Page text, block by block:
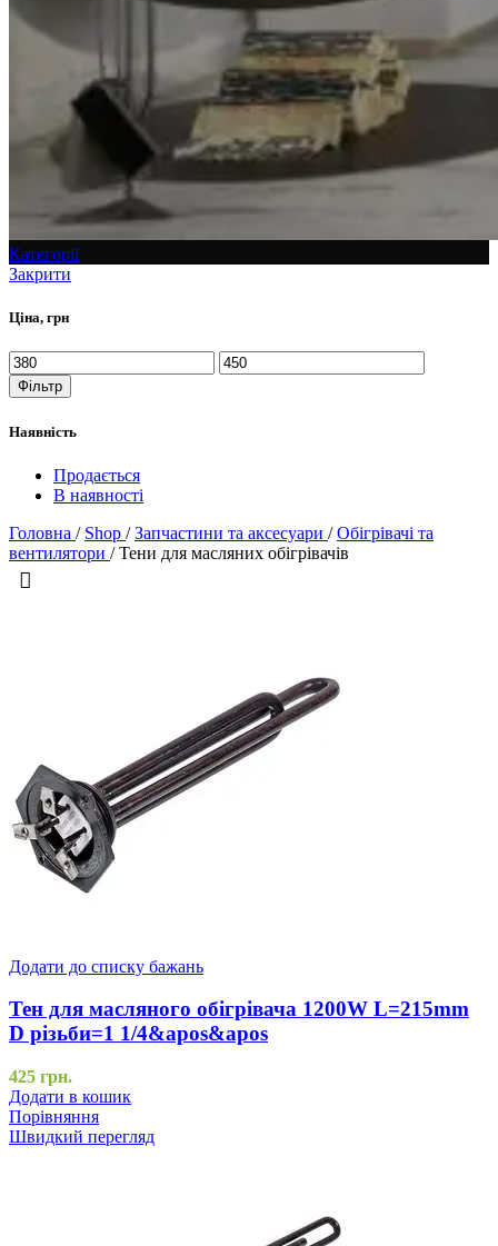
Категорії
Закрити
Ціна, грн
Фільтр
Наявність
Продається
В наявності
Головна / Shop / Запчастини та аксесуари / Обігрівачі та
вентилятори / Тени для масляних обігрівачів
Додати до списку бажань
Тен для масляного обігрівача 1200W L=215mm
D різьби=1 1/4&apos&apos
425 грн.
Додати в кошик
Порівняння
Швидкий перегляд